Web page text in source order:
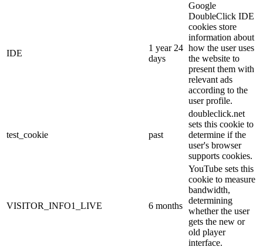
IDE
1 year 24
days
Google
DoubleClick IDE
cookies store
information about
how the user uses
the website to
present them with
relevant ads
according to the
user profile.
test_cookie past
doubleclick.net
sets this cookie to
determine if the
user's browser
supports cookies.
VISITOR_INFO1_LIVE 6 months
YouTube sets this
cookie to measure
bandwidth,
determining
whether the user
gets the new or
old player
interface.